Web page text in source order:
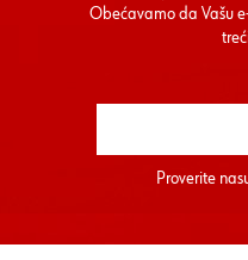
Obećavamo da Vašu
Proverite